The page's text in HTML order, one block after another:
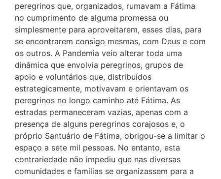
peregrinos que, organizados, rumavam a Fátima
no cumprimento de alguma promessa ou
simplesmente para aproveitarem, esses dias, para
se encontrarem consigo mesmas, com Deus e com
os outros. A Pandemia veio alterar toda uma
dinâmica que envolvia peregrinos, grupos de
apoio e voluntários que, distribuídos
estrategicamente, motivavam e orientavam os
peregrinos no longo caminho até Fátima. As
estradas permaneceram vazias, apenas com a
presença de alguns peregrinos corajosos e, o
próprio Santuário de Fátima, obrigou-se a limitar o
espaço a sete mil pessoas. No entanto, esta
contrariedade não impediu que nas diversas
comunidades e famílias se organizassem para a